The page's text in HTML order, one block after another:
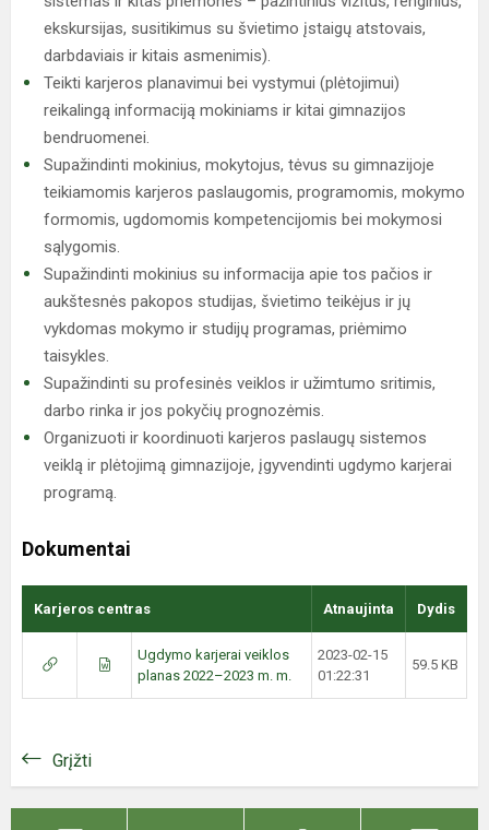
ekskursijas, susitikimus su švietimo įstaigų atstovais,
darbdaviais ir kitais asmenimis).
Teikti karjeros planavimui bei vystymui (plėtojimui)
reikalingą informaciją mokiniams ir kitai gimnazijos
bendruomenei.
Supažindinti mokinius, mokytojus, tėvus su gimnazijoje
teikiamomis karjeros paslaugomis, programomis, mokymo
formomis, ugdomomis kompetencijomis bei mokymosi
sąlygomis.
Supažindinti mokinius su informacija apie tos pačios ir
aukštesnės pakopos studijas, švietimo teikėjus ir jų
vykdomas mokymo ir studijų programas, priėmimo
taisykles.
Supažindinti su profesinės veiklos ir užimtumo sritimis,
darbo rinka ir jos pokyčių prognozėmis.
Organizuoti ir koordinuoti karjeros paslaugų sistemos
veiklą ir plėtojimą gimnazijoje, įgyvendinti ugdymo karjerai
programą.
Dokumentai
Karjeros centras Atnaujinta Dydis
Ugdymo karjerai veiklos
planas 2022–2023 m. m.
2023-02-15
01:22:31
59.5 KB
Grįžti